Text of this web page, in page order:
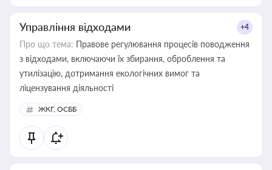
Управління відходами +4
Про що тема: Правове регулювання процесів поводження
з відходами, включаючи їх збирання, оброблення та
утилізацію, дотримання екологічних вимог та
ліцензування діяльності
ЖКГ, ОСББ